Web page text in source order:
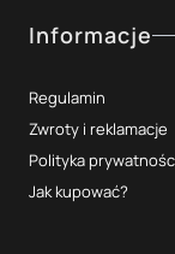
Informacje
Regulamin
Zwroty i reklamacje
Polityka
Jak kupować?